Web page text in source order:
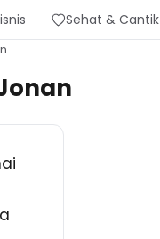
Sehat & Cantik